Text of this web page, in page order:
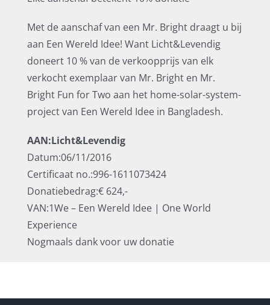
Met de aanschaf van een Mr. Bright draagt u bij
aan Een Wereld Idee! Want Licht&Levendig
doneert 10 % van de verkoopprijs van elk
verkocht exemplaar van Mr. Bright en Mr.
Bright Fun for Two aan het home-solar-system-
project van Een Wereld Idee in Bangladesh.
AAN:Licht&Levendig
Datum:06/11/2016
Certificaat no.:996-1611073424
Donatiebedrag:€ 624,-
VAN:1We – Een Wereld Idee | One World
Experience
Nogmaals dank voor uw donatie